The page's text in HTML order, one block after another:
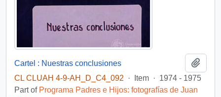
Cartel : Nuestras conclusiones
CL CLUAH 4-9-AH_D_C4_092
· Item · 1974 - 1975
Part of Programa Padres e Hijos: fotografías de Juan